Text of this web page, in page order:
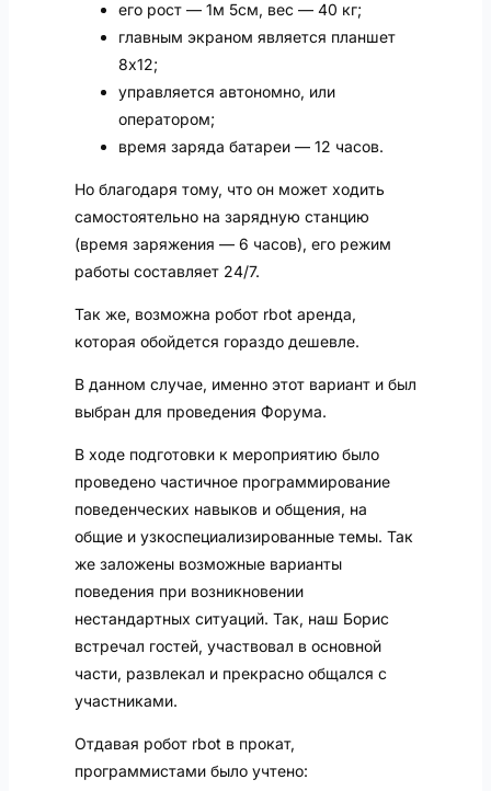
его рост — 1м 5см, вес — 40 кг;
главным экраном является планшет
8х12;
управляется автономно, или
оператором;
время заряда батареи — 12 часов.
Но благодаря тому, что он может ходить
самостоятельно на зарядную станцию
(время заряжения — 6 часов), его режим
работы составляет 24/7.
Так же, возможна робот rbot аренда,
которая обойдется гораздо дешевле.
В данном случае, именно этот вариант и был
выбран для проведения Форума.
В ходе подготовки к мероприятию было
проведено частичное программирование
поведенческих навыков и общения, на
общие и узкоспециализированные темы. Так
же заложены возможные варианты
поведения при возникновении
нестандартных ситуаций. Так, наш Борис
встречал гостей, участвовал в основной
части, развлекал и прекрасно общался с
участниками.
Отдавая робот rbot в прокат,
программистами было учтено: